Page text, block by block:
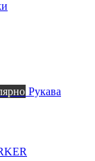
Рукава